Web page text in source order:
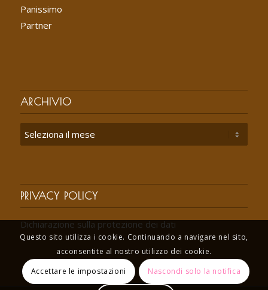
Panissimo
Partner
ARCHIVIO
PRIVACY POLICY
Dichiarazione sulla protezione dei dati
Questo sito utilizza i cookie. Continuando a navigare nel sito,
acconsentite al nostro utilizzo dei cookie.
Accettare le impostazioni
Nascondi solo la notifica